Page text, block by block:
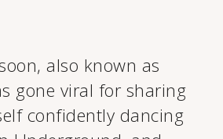
also known as
gone viral for sharing
confidently dancing